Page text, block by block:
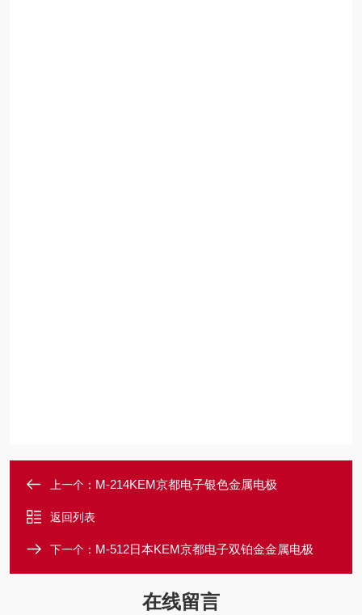
上一个： M-214KEM京都电子银色金属电极
返回列表
下一个： M-512日本KEM京都电子双铂金金属电极
在线留言